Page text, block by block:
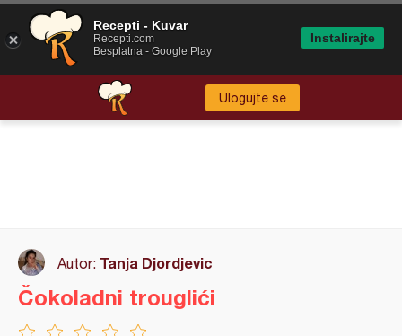
Ulogujte se
Autor: Tanja Djordjevic
Čokoladni trouglići
Recepti - Kuvar
Recepti.com
Besplatna - Google Play
Instalirajte